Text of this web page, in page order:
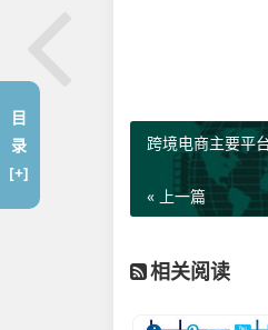
跨境电商主要平
« 上一篇
相关阅读
目
录
[+]